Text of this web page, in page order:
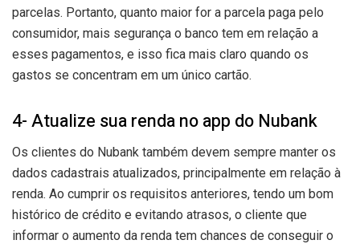
parcelas. Portanto, quanto maior for a parcela paga pelo
consumidor, mais segurança o banco tem em relação a
esses pagamentos, e isso fica mais claro quando os
gastos se concentram em um único cartão.
4- Atualize sua renda no app do Nubank
Os clientes do Nubank também devem sempre manter os
dados cadastrais atualizados, principalmente em relação à
renda. Ao cumprir os requisitos anteriores, tendo um bom
histórico de crédito e evitando atrasos, o cliente que
informar o aumento da renda tem chances de conseguir o